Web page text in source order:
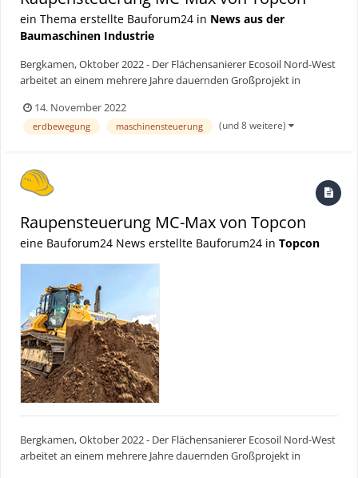
ein Thema erstellte Bauforum24 in News aus der
Baumaschinen Industrie
Bergkamen, Oktober 2022 - Der Flächensanierer Ecosoil Nord-West
arbeitet an einem mehrere Jahre dauernden Großprojekt in
Komatsu-Raupe mit MC-Max Maschinensteuerung von Topcon im
Einsatz. Bauforum24 Artikel (15.03.2022): Topcon Mas...
14. November 2022
erdbewegung maschinensteuerung (und 8 weitere)
Raupensteuerung MC-Max von Topcon
eine Bauforum24 News erstellte Bauforum24 in Topcon
Bergkamen, Oktober 2022 - Der Flächensanierer Ecosoil Nord-West
arbeitet an einem mehrere Jahre dauernden Großprojekt in